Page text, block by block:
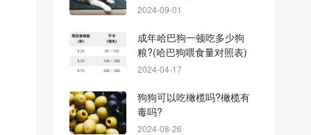
2024-09-01
成年哈巴狗一顿吃多少狗
粮?(哈巴狗喂食量对照表)
2024-04-17
狗狗可以吃橄榄吗?橄榄有
毒吗?
2024-08-26